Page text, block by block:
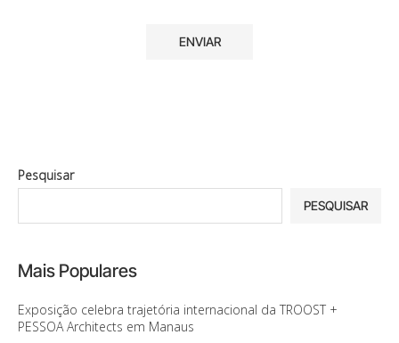
Pesquisar
PESQUISAR
Mais Populares
Exposição celebra trajetória internacional da TROOST +
PESSOA Architects em Manaus